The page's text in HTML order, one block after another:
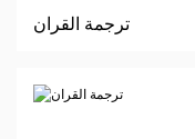
ترجمة القران